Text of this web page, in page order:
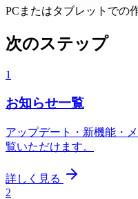
PCまたはタブレットでの
次のステップ
1
お知らせ一覧
アップデート・新機能・
覧いただけます。
詳しく見る
2